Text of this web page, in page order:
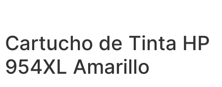
Cartucho de Tinta HP
954XL Amarillo